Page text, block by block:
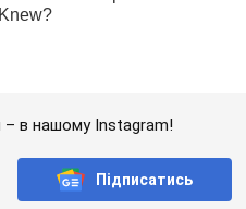
– в нашому Instagram!
Підписатись